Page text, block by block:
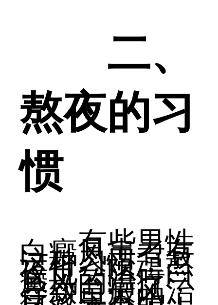
二、
熬夜的习
惯
有些男性
白癜风患者有
这种习惯，熬
夜也会阻碍白
癜风的治疗，
导致白癜风治